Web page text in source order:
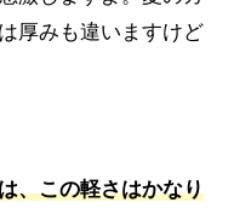
厚みも違いますけど
、この軽さはかなり